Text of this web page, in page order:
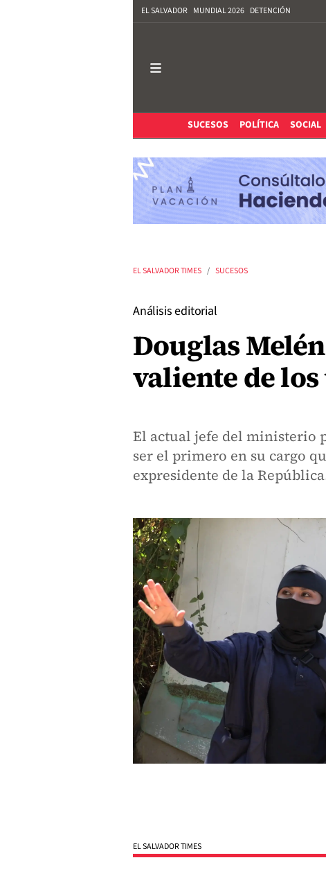
EL SALVADOR MUNDIAL 2026 DETENCIÓN
SUCESOS
POLÍTICA SOCIAL
EL SALVADOR TIMES SUCESOS
Análisis editorial
Douglas
valiente de
El actual jefe del ministerio
ser el primero en su cargo
expresidente de la
EL SALVADOR TIMES